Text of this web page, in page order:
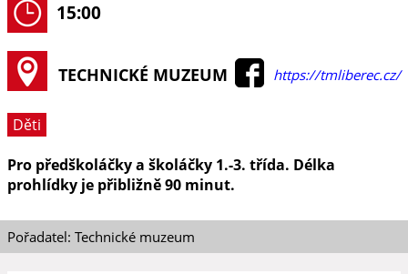
15:00
TECHNICKÉ MUZEUM https://tmliberec.cz/
Děti
Pro předškoláčky a školáčky 1.-3. třída. Délka
prohlídky je přibližně 90 minut.
Pořadatel: Technické muzeum